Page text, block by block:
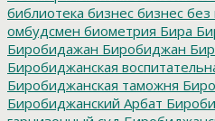
библиотека бизнес бизнес
омбудсмен биометрия Бира
Биробидажан Биробиджан
Биробиджанская
Биробиджанская таможня
Биробиджанский Арбат